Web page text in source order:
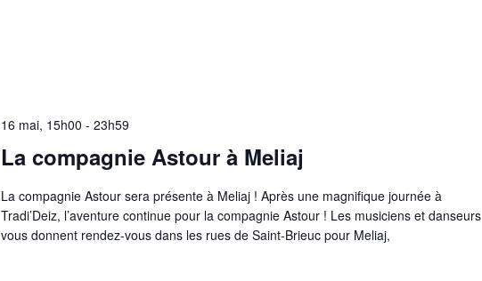
16 mai, 15h00 - 23h59
La compagnie Astour à Meliaj
La compagnie Astour sera présente à Meliaj ! Après une magnifique journée à
Tradi’Deiz, l’aventure continue pour la compagnie Astour ! Les musiciens et danseurs
vous donnent rendez-vous dans les rues de Saint-Brieuc pour Meliaj,